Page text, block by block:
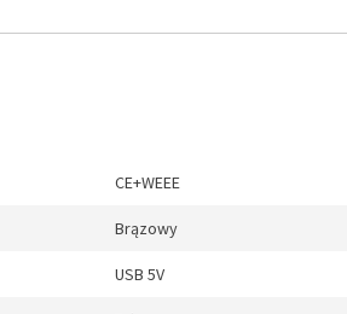
CE+WEEE
Brązowy
USB 5V